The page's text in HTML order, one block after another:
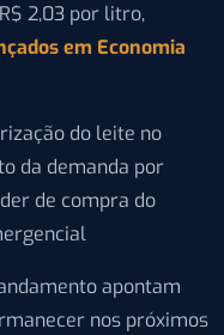
2,03 por litro,
em Economia
do leite no
da demanda por
de compra do
apontam
nos próximos